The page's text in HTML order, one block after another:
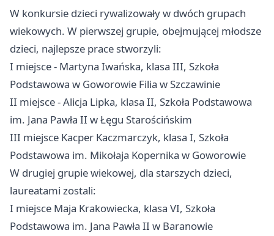
W konkursie dzieci rywalizowały w dwóch grupach
wiekowych. W pierwszej grupie, obejmującej młodsze
dzieci, najlepsze prace stworzyli:
I miejsce - Martyna Iwańska, klasa III, Szkoła
Podstawowa w Goworowie Filia w Szczawinie
II miejsce - Alicja Lipka, klasa II, Szkoła Podstawowa
im. Jana Pawła II w Łęgu Starościńskim
III miejsce Kacper Kaczmarczyk, klasa I, Szkoła
Podstawowa im. Mikołaja Kopernika w Goworowie
W drugiej grupie wiekowej, dla starszych dzieci,
laureatami zostali:
I miejsce Maja Krakowiecka, klasa VI, Szkoła
Podstawowa im. Jana Pawła II w Baranowie